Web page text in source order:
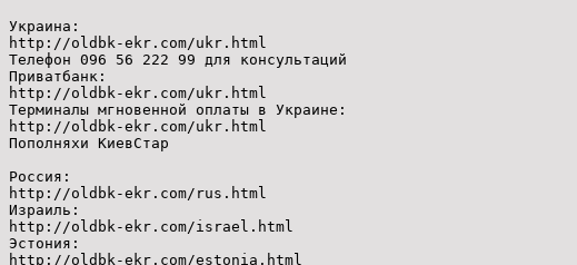
Украина:
http://oldbk-ekr.com/ukr.html
Телефон 096 56 222 99 для консультаций
Приватбанк:
http://oldbk-ekr.com/ukr.html
Терминалы мгновенной оплаты в Украине:
http://oldbk-ekr.com/ukr.html
Пополняхи КиевСтар
Россия:
http://oldbk-ekr.com/rus.html
Израиль:
http://oldbk-ekr.com/israel.html
Эстония:
http://oldbk-ekr.com/estonia.html